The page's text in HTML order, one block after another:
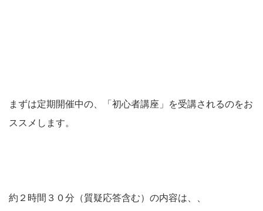
まずは定期開催中の、「初心者講座」を受講されるのをお
ススメします。
約２時間３０分（質疑応答含む）の内容は、、